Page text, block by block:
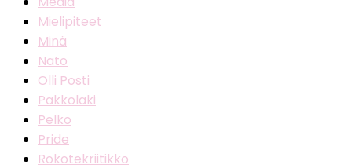
Mielipiteet
Minä
Nato
Olli Posti
Pakkolaki
Pelko
Pride
Rokotekriitikko